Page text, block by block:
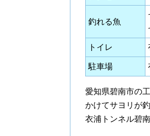
釣れる魚
トイレ
駐車場
愛知県碧南市の
かけてサヨリが
衣浦トンネル碧